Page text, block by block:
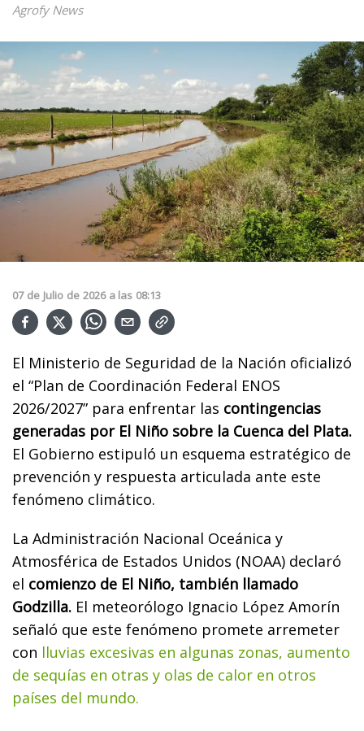
Agrofy News
07 de Julio de 2026 a las 08:13
El Ministerio de Seguridad de la Nación oficializó
el “Plan de Coordinación Federal ENOS
2026/2027” para enfrentar las contingencias
generadas por El Niño sobre la Cuenca del Plata.
El Gobierno estipuló un esquema estratégico de
prevención y respuesta articulada ante este
fenómeno climático.
La Administración Nacional Oceánica y
Atmosférica de Estados Unidos (NOAA) declaró
el comienzo de El Niño, también llamado
Godzilla. El meteorólogo Ignacio López Amorín
señaló que este fenómeno promete arremeter
con lluvias excesivas en algunas zonas, aumento
de sequías en otras y olas de calor en otros
países del mundo.